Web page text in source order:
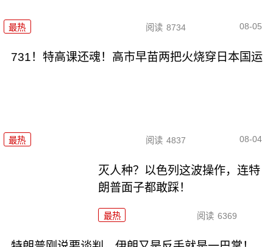
最热 阅读 8734 08-05
731！特高课还魂！高市早苗两把火烧穿日本国运
最热 阅读 4837 08-04
灭人种？以色列这波操作，连特
朗普面子都敢踩！
最热 阅读 6369